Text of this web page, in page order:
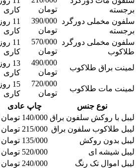
برجسته
تومان
کاری
سلفون مخملی دورگرد
برجسته
390/000
تومان
11 روز
کاری
سلفون مخملی دورگرد
طلاکوب
570/000
تومان
11 روز
کاری
لمینت براق طلاکوب
490/000
تومان
13 روز
کاری
لمینت مات طلاکوب
720/000
تومان
15 روز
کاری
نوع جنس
چاپ عادی
لیبل با روکش سلفون براق 140/000 تومان
لیبل طلاکوب سلفون براق 215/000 تومان
لیبل بدون روکش
135/000 تومان
لیبل شیشه ای
520/000 تومان
لیبل اموال تک رنگ
240/000 تومان